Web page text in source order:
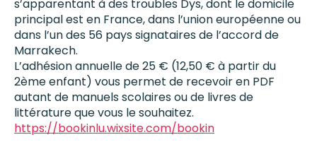
s’apparentant à des troubles Dys, dont le domicile
principal est en France, dans l’union européenne ou
dans l’un des 56 pays signataires de l’accord de
Marrakech.
L’adhésion annuelle de 25 € (12,50 € à partir du
2ème enfant) vous permet de recevoir en PDF
autant de manuels scolaires ou de livres de
littérature que vous le souhaitez.
https://bookinlu.wixsite.com/bookin